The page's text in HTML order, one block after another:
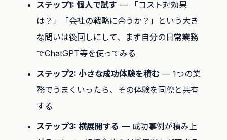
ステップ1: 個人で試す — 「コスト対効果
は？」「会社の戦略に合うか？」という大き
な問いは後回しにして、まず自分の日常業務
でChatGPT等を使ってみる
ステップ2: 小さな成功体験を積む — 1つの業
務でうまくいったら、その体験を同僚と共有
する
ステップ3: 横展開する — 成功事例が積み上